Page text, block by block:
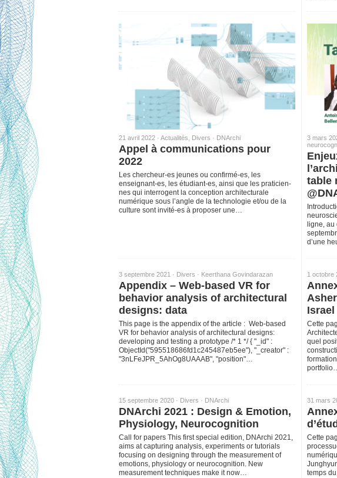
21 avril 2022 · Actualités Divers · DNArchi
Appel à communications pour
2022
Les chercheur-es jeunes ou confirmé-es, les
enseignant-es, les étudiant-es, ainsi que les praticien-
nes qui interrogent la conception architecturale
numérique sous l’angle de la technologie et/ou de la
culture sont invité-es à proposer une…
3 mars
table
ligne,
d’une
3 septembre 2021 · Divers · Keerthana Govindarazan
Appendix – Web-based VR for
behavior analysis of architectural
designs: data
This page is the appendix of the article : Web-based
VR for behavior analysis of architectural designs:
developing and testing a prototype /* 1 */ { "_id" :
ObjectId("595518686fd1c245487eb5ee"), "_creator" :
"3nLFeJPR_5AhOg8UAAAB", "position"…
1 octobre
Israel
Cette
quel
15 septembre 2020 · Divers · DNArchi
DNArchi 2021 : Design & Emotion,
Physiology, Neurocognition
Call for papers This first special edition, DNArchi 2021,
aims at capturing analysis, experiments or tutorials
focusing on designing through the measurement of
emotions, physiology or neurocognition. New
measurement techniques make it now…
31 mars
Cette
temps